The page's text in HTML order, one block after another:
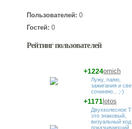
Пользователей: 0
Гостей: 0
Рейтинг пользователей
omich
+1224
Лужу, паяю,
зажигания и
сочиняю... ;-)
lotos
+1171
Двухколесное
это знаковый,
визуальный код
показывающий